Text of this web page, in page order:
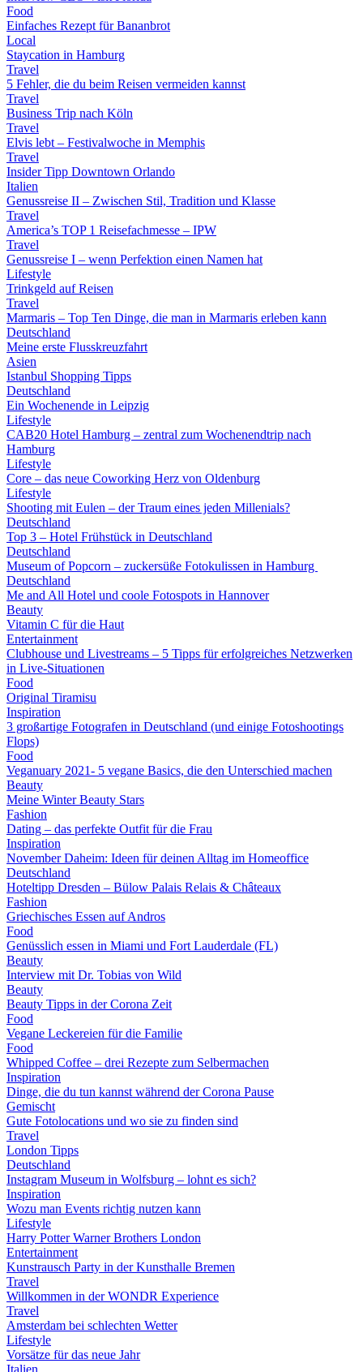
Food
Einfaches Rezept für Bananbrot
Local
Staycation in Hamburg
Travel
5 Fehler, die du beim Reisen vermeiden kannst
Travel
Business Trip nach Köln
Travel
Elvis lebt – Festivalwoche in Memphis
Travel
Insider Tipp Downtown Orlando
Italien
Genussreise II – Zwischen Stil, Tradition und Klasse
Travel
America’s TOP 1 Reisefachmesse – IPW
Travel
Genussreise I – wenn Perfektion einen Namen hat
Lifestyle
Trinkgeld auf Reisen
Travel
Marmaris – Top Ten Dinge, die man in Marmaris erleben kann
Deutschland
Meine erste Flusskreuzfahrt
Asien
Istanbul Shopping Tipps
Deutschland
Ein Wochenende in Leipzig
Lifestyle
CAB20 Hotel Hamburg – zentral zum Wochenendtrip nach
Hamburg
Lifestyle
Core – das neue Coworking Herz von Oldenburg
Lifestyle
Shooting mit Eulen – der Traum eines jeden Millenials?
Deutschland
Top 3 – Hotel Frühstück in Deutschland
Deutschland
Museum of Popcorn – zuckersüße Fotokulissen in Hamburg
Deutschland
Me and All Hotel und coole Fotospots in Hannover
Beauty
Vitamin C für die Haut
Entertainment
Clubhouse und Livestreams – 5 Tipps für erfolgreiches Netzwerken
in Live-Situationen
Food
Original Tiramisu
Inspiration
3 großartige Fotografen in Deutschland (und einige Fotoshootings
Flops)
Food
Veganuary 2021- 5 vegane Basics, die den Unterschied machen
Beauty
Meine Winter Beauty Stars
Fashion
Dating – das perfekte Outfit für die Frau
Inspiration
November Daheim: Ideen für deinen Alltag im Homeoffice
Deutschland
Hoteltipp Dresden – Bülow Palais Relais & Châteaux
Fashion
Griechisches Essen auf Andros
Food
Genüsslich essen in Miami und Fort Lauderdale (FL)
Beauty
Interview mit Dr. Tobias von Wild
Beauty
Beauty Tipps in der Corona Zeit
Food
Vegane Leckereien für die Familie
Food
Whipped Coffee – drei Rezepte zum Selbermachen
Inspiration
Dinge, die du tun kannst während der Corona Pause
Gemischt
Gute Fotolocations und wo sie zu finden sind
Travel
London Tipps
Deutschland
Instagram Museum in Wolfsburg – lohnt es sich?
Inspiration
Wozu man Events richtig nutzen kann
Lifestyle
Harry Potter Warner Brothers London
Entertainment
Kunstrausch Party in der Kunsthalle Bremen
Travel
Willkommen in der WONDR Experience
Travel
Amsterdam bei schlechten Wetter
Lifestyle
Vorsätze für das neue Jahr
Italien